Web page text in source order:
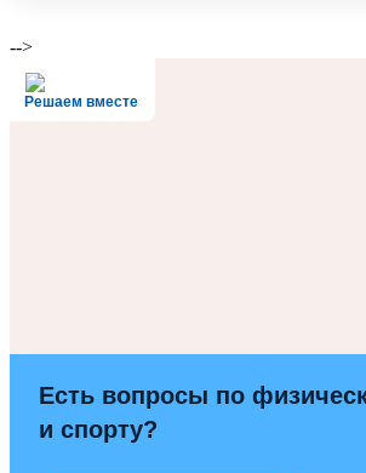
-->
Решаем вместе
Есть вопросы по
и спорту?